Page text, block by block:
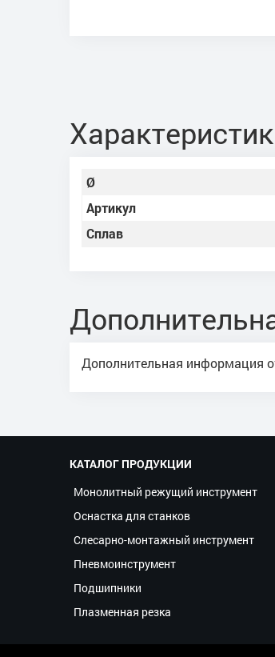
Ø
Артикул
Сплав
Дополнительная информация
КАТАЛОГ ПРОДУКЦИИ
Монолитный режущий инструмент
Оснастка для станков
Слесарно-монтажный инструмент
Пневмоинструмент
Подшипники
Плазменная резка